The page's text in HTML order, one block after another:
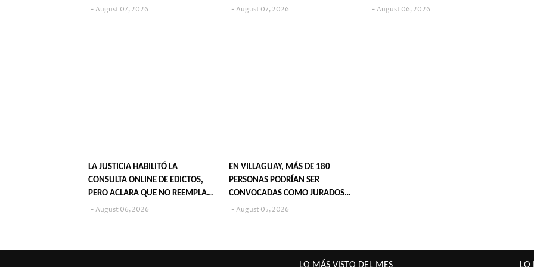
August 07, 2026
JUVENIL?
August 07, 2026
August 06, 2026
LA JUSTICIA HABILITÓ LA
CONSULTA ONLINE DE EDICTOS,
PERO ACLARA QUE NO REEMPLAZA
SU PUBLICACIÓN EN DIARIOS
August 06, 2026
EN VILLAGUAY, MÁS DE 180
PERSONAS PODRÍAN SER
CONVOCADAS COMO JURADOS
POPULARES EN 2027
August 05, 2026
LO MÁS VISTO DEL MES LO